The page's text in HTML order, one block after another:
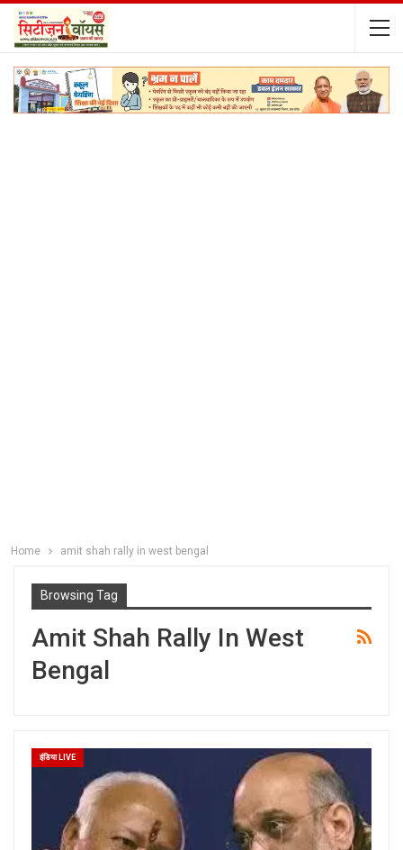
Home amit shah rally in west bengal
Browsing Tag
Amit Shah Rally In West
Bengal
इंडिया LIVE